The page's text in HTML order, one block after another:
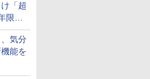
「超
限定
、気分
能を